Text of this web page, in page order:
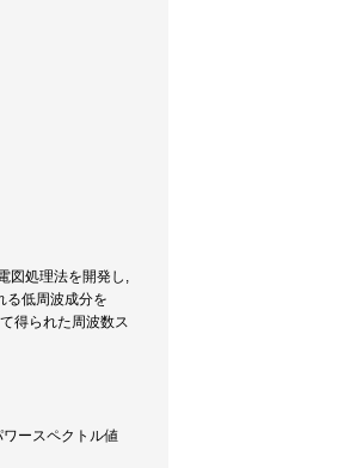
図処理法を開発し,
る低周波成分を
得られた周波数ス
ースペクトル値